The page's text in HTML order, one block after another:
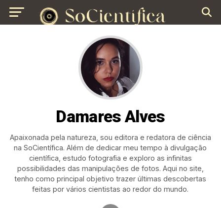
Damares Alves
Apaixonada pela natureza, sou editora e redatora de ciência
na SoCientífica. Além de dedicar meu tempo à divulgação
científica, estudo fotografia e exploro as infinitas
possibilidades das manipulações de fotos. Aqui no site,
tenho como principal objetivo trazer últimas descobertas
feitas por vários cientistas ao redor do mundo.